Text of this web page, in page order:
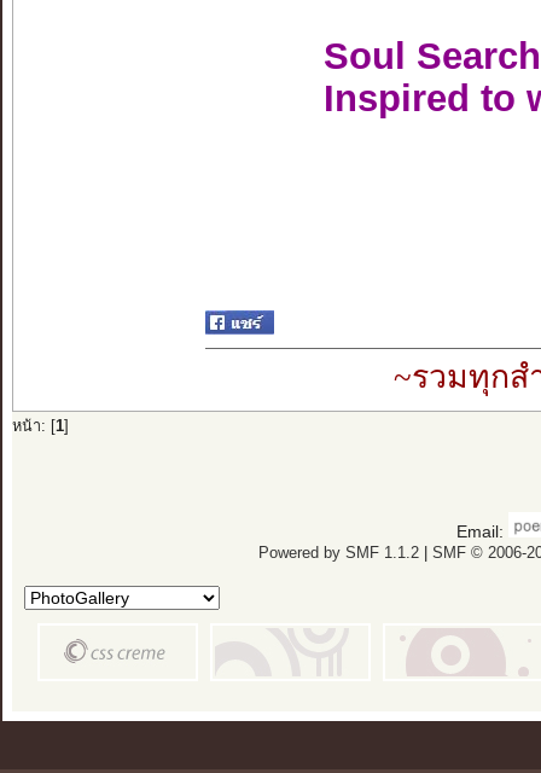
Soul
Inspired to
~รวมทุกส
หน้า: [ 1]
Email:
Powered by SMF 1.1.2| SMF © 2006-